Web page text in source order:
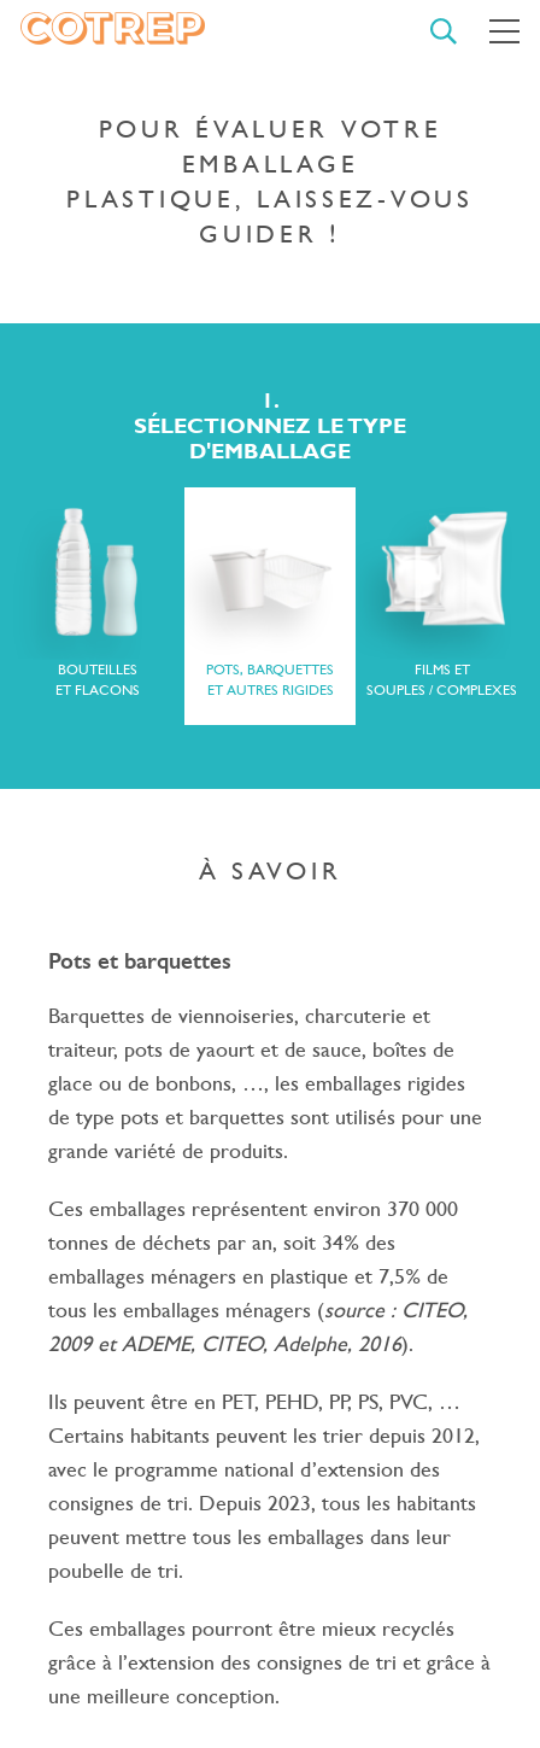
OUVRIR
LA
TAPEZ VOTRE
POUR ÉVALUER VOTRE
EMBALLAGE
PLASTIQUE, LAISSEZ-VOUS
GUIDER !
1.
SÉLECTIONNEZ LE TYPE
D'EMBALLAGE
BOUTEILLES
ET FLACONS
POTS, BARQUETTES
ET AUTRES RIGIDES
FILMS ET
SOUPLES / COMPLEXES
À SAVOIR
Pots et barquettes
Barquettes de viennoiseries, charcuterie et
traiteur, pots de yaourt et de sauce, boîtes de
glace ou de bonbons, …, les emballages rigides
de type pots et barquettes sont utilisés pour une
grande variété de produits.
Ces emballages représentent environ 370 000
tonnes de déchets par an, soit 34% des
emballages ménagers en plastique et 7,5% de
tous les emballages ménagers (source : CITEO,
2009 et ADEME, CITEO, Adelphe, 2016).
Ils peuvent être en PET, PEHD, PP, PS, PVC, …
Certains habitants peuvent les trier depuis 2012,
avec le programme national d’extension des
consignes de tri. Depuis 2023, tous les habitants
peuvent mettre tous les emballages dans leur
poubelle de tri.
Ces emballages pourront être mieux recyclés
grâce à l’extension des consignes de tri et grâce à
une meilleure conception.